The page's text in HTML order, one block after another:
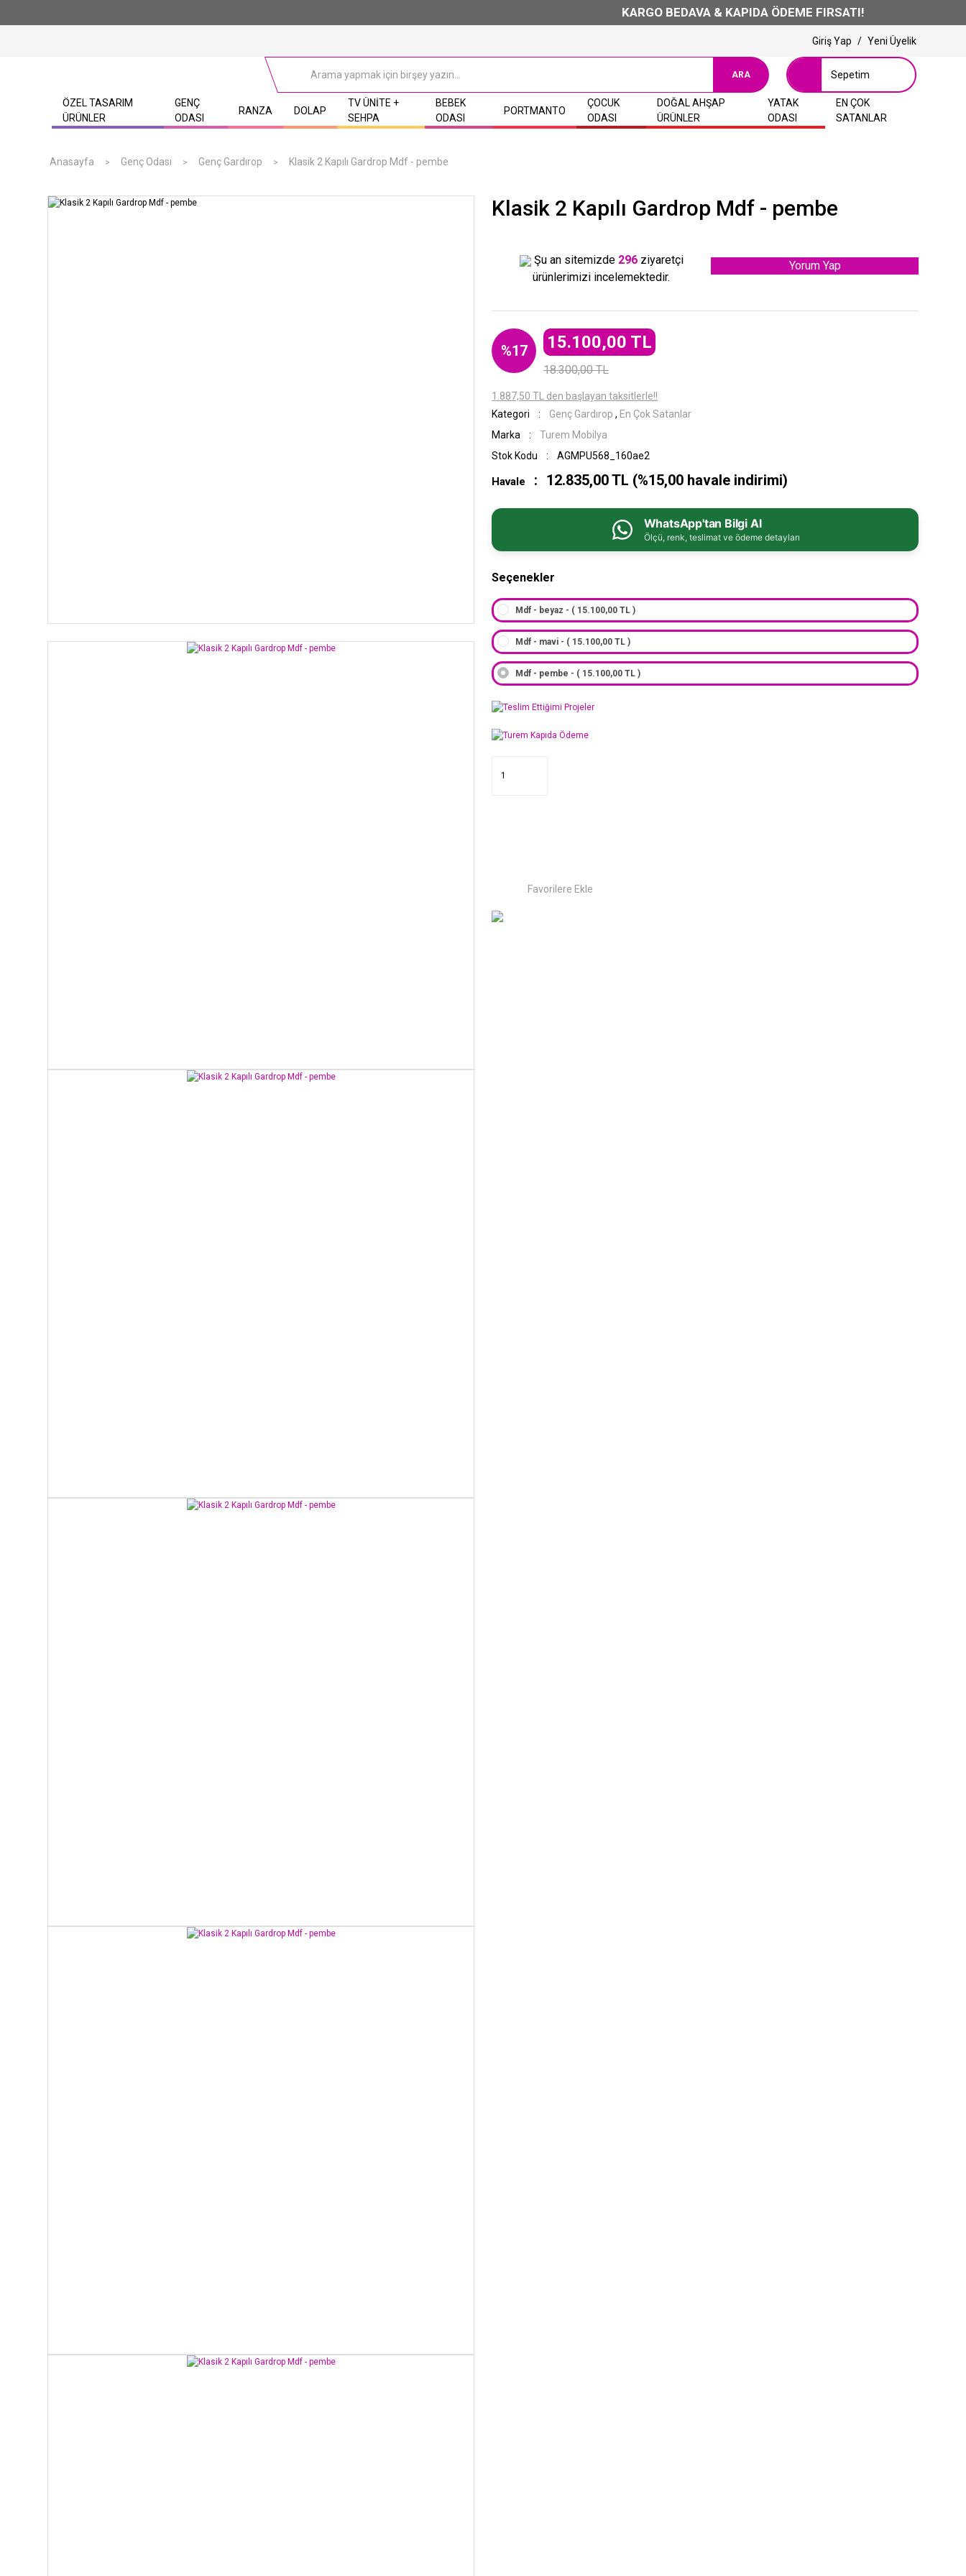
KARGO BEDAVA & KAPIDA ÖDEME FIRSATI!
Giriş Yap / Yeni Üyelik
ARA Sepetim
ÖZEL TASARIM
ÜRÜNLER
GENÇ
ODASI
RANZA DOLAP
TV ÜNITE +
SEHPA
BEBEK
ODASI
PORTMANTO
ÇOCUK
ODASI
DOĞAL AHŞAP
ÜRÜNLER
YATAK
ODASI
EN ÇOK
SATANLAR
Anasayfa Genç Odası Genç Gardırop Klasik 2 Kapılı Gardrop Mdf - pembe
Klasik 2 Kapılı Gardrop Mdf - pembe
Şu an sitemizde 296 ziyaretçi
ürünlerimizi incelemektedir.
Yorum Yap
%17 15.100,00 TL
18.300,00 TL
1.887,50 TL den başlayan taksitlerle!!
Kategori
Genç Gardırop , En Çok Satanlar
Marka
Turem Mobilya
Stok Kodu
AGMPU568_160ae2
Havale 12.835,00 TL (%15,00 havale indirimi)
WhatsApp'tan Bilgi Al
Ölçü, renk, teslimat ve ödeme detayları
Seçenekler
Mdf - beyaz - ( 15.100,00 TL )
Mdf - mavi - ( 15.100,00 TL )
Mdf - pembe - ( 15.100,00 TL )